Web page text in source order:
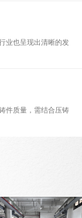
业也呈现出清晰的发
件质量，需结合压铸